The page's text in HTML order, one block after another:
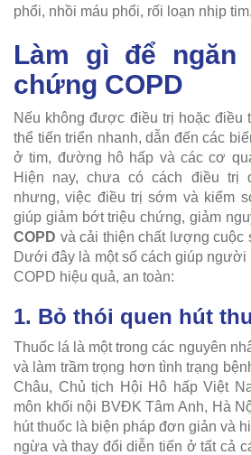
phổi, nhồi máu phổi, rối loạn nhịp
Làm gì để ngăn
chứng COPD
Nếu không được điều trị hoặc điều
thể tiến triển nhanh, dẫn đến các
ở tim, đường hô hấp và các cơ
Hiện nay, chưa có cách điều trị
nhưng, việc điều trị sớm và kiểm
giúp giảm bớt triệu chứng, giảm
COPD và cải thiện chất lượng cuộc
Dưới đây là một số cách giúp người
COPD hiệu quả, an toàn:
1. Bỏ thói quen hút
Thuốc lá là một trong các nguyên
và làm trầm trọng hơn tình trạng
Châu, Chủ tịch Hội Hô hấp Việt
môn khối nội BVĐK Tâm Anh, Hà
hút thuốc là biện pháp đơn giản và
ngừa và thay đổi diễn tiến ở tất cả